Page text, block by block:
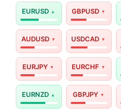
EURUSD GBPUSD
AUDUSD USDCAD
EURJPY EURCHF
EURNZD GBPJPY